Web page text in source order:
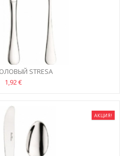
STRESA
1,92 €
АКЦИЯ!